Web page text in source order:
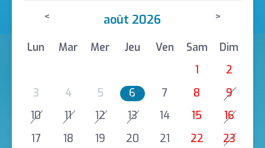
< août 2026 >
Lun Mar Mer Jeu Ven Sam
Dim
1
2
3
4 5 6 7 8
9
10
11 12 13 14 15
16
17
18 19 20 21 22
23